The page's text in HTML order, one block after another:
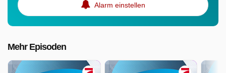
Alarm einstellen
Mehr Episoden